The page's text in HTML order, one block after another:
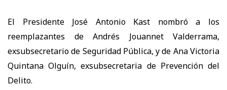
El Presidente José Antonio Kast nombró a los
reemplazantes de Andrés Jouannet Valderrama,
exsubsecretario de Seguridad Pública, y de Ana Victoria
Quintana Olguín, exsubsecretaria de Prevención del
Delito.